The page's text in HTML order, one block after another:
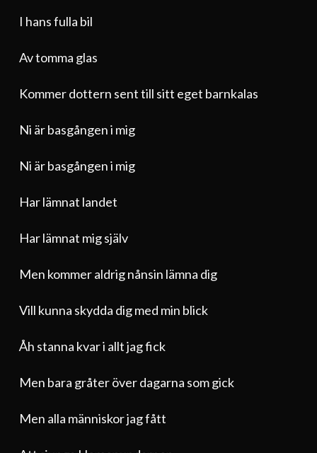
I hans fulla bil
Av tomma glas
Kommer dottern sent till sitt eget barnkalas
Ni är basgången i mig
Ni är basgången i mig
Har lämnat landet
Har lämnat mig själv
Men kommer aldrig nånsin lämna dig
Vill kunna skydda dig med min blick
Åh stanna kvar i allt jag fick
Men bara gråter över dagarna som gick
Men alla människor jag fått